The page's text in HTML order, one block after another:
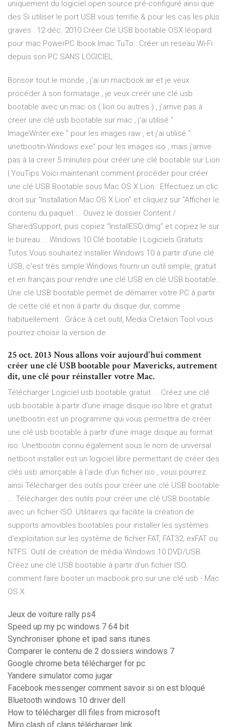
uniquement du logiciel open source pré-configuré ainsi que
des Si utiliser le port USB vous terrifie & pour les cas les plus
graves : 12 déc. 2010 Créer Clé USB bootable OSX léopard
pour mac PowerPC Ibook Imac TuTo : Créer un reseau Wi-Fi
depuis son PC SANS LOGICIEL.
Bonsoir tout le monde , j'ai un macbook air et je veux
procéder à son formatage , je veux creér une clé usb
bootable avec un mac os ( lion ou autres ) , j'arrive pas à
creer une clé usb bootable sur mac , j'ai utilisé "
ImageWriter.exe " pour les images raw , et j'ai utilisé "
unetbootin-Windows.exe" pour les images iso , mais j'arrive
pas à la creer 5 minutes pour créer une clé bootable sur Lion
| YouTips Voici maintenant comment procéder pour créer
une clé USB Bootable sous Mac OS X Lion : Effectuez un clic
droit sur “Installation Mac OS X Lion” et cliquez sur “Afficher le
contenu du paquet :.. Ouvez le dossier Content /
SharedSupport, puis copiez “InstallESD.dmg” et copiez le sur
le bureau :.. Windows 10 Clé bootable | Logiciels Gratuits
Tutos Vous souhaitez installer Windows 10 à partir d’une clé
USB, c’est très simple.Windows fourni un outil simple, gratuit
et en français pour rendre une clé USB en clé USB bootable..
Une clé USB bootable permet de démarrer votre PC à partir
de cette clé et non à partir du disque dur, comme
habituellement.. Grâce à cet outil, Media Cretaion Tool vous
pourrez choisir la version de
25 oct. 2013 Nous allons voir aujourd'hui comment
créer une clé USB bootable pour Mavericks, autrement
dit, une clé pour réinstaller votre Mac.
Télécharger Logiciel usb bootable gratuit ... Créez une clé
usb bootable à partir d'une image disque iso libre et gratuit
unetbootin est un programme qui vous permettra de créer
une clé usb bootable à partir d’une image disque au format
iso. Unetbootin connu également sous le nom de universal
netboot installer est un logiciel libre permettant de créer des
clés usb amorçable à l'aide d'un fichier iso , vous pourrez
ainsi Télécharger des outils pour créer une clé USB bootable
... Télécharger des outils pour créer une clé USB bootable
avec un fichier ISO. Utilitaires qui facilite la création de
supports amovibles bootables pour installer les systèmes
d'exploitation sur les système de fichier FAT, FAT32, exFAT ou
NTFS. Outil de création de média Windows 10 DVD/USB.
Créez une clé USB bootable à partir d'un fichier ISO.
comment faire booter un macbook pro sur une clé usb - Mac
OS X
Jeux de voiture rally ps4
Speed up my pc windows 7 64 bit
Synchroniser iphone et ipad sans itunes
Comparer le contenu de 2 dossiers windows 7
Google chrome beta télécharger for pc
Yandere simulator como jugar
Facebook messenger comment savoir si on est bloqué
Bluetooth windows 10 driver dell
How to télécharger dll files from microsoft
Miro clash of clans télécharger link